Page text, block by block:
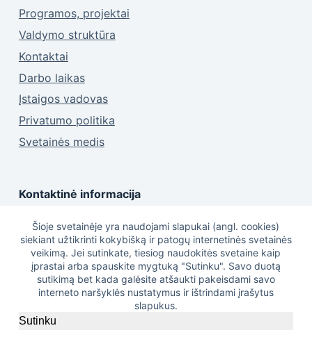
Šioje svetainėje yra naudojami slapukai (angl. cookies)
siekiant užtikrinti kokybišką ir patogų internetinės svetainės
veikimą. Jei sutinkate, tiesiog naudokitės svetaine kaip
įprastai arba spauskite mygtuką "Sutinku". Savo duotą
sutikimą bet kada galėsite atšaukti pakeisdami savo
interneto naršyklės nustatymus ir ištrindami įrašytus
slapukus.
Sutinku
Programos, projektai
Valdymo struktūra
Kontaktai
Darbo laikas
Įstaigos vadovas
Privatumo politika
Svetainės medis
Kontaktinė informacija
Adresas
Vytauto Didžiojo a. 6, LT-39149, Pasvalys
Telefono nr.
8 451 20130
Telefono nr.